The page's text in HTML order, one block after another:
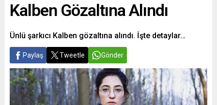
Kalben Gözaltına Alındı
Ünlü şarkıcı Kalben gözaltına alındı. İşte detaylar…
Paylaş Tweetle Gönder